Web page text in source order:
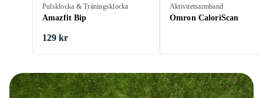
Pulsklocka & Träningsklocka
Amazfit Bip
129 kr
Aktivitetsarmband
Omron CaloriScan